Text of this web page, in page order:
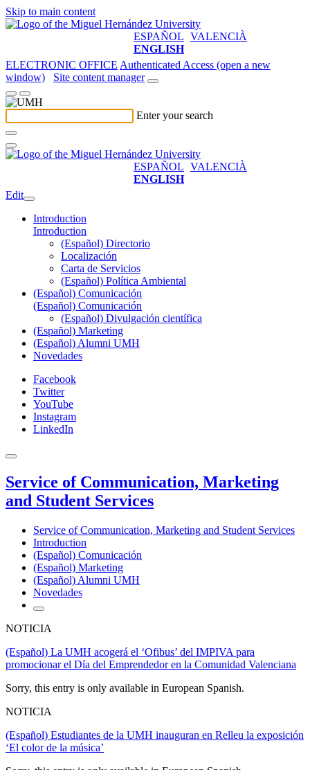
Skip to main content
ESPAÑOL VALENCIÀ
ENGLISH
ELECTRONIC OFFICE Authenticated Access (open a new
window)
Site content manager
Enter your search
ESPAÑOL VALENCIÀ
ENGLISH
Edit
Introduction
Introduction
(Español) Directorio
Localización
Carta de Servicios
(Español) Política Ambiental
(Español) Comunicación
(Español) Comunicación
(Español) Divulgación científica
(Español) Marketing
(Español) Alumni UMH
Novedades
Facebook
Twitter
YouTube
Instagram
LinkedIn
Service of Communication, Marketing
and Student Services
Service of Communication, Marketing and Student Services
Introduction
(Español) Comunicación
(Español) Marketing
(Español) Alumni UMH
Novedades
NOTICIA
(Español) La UMH acogerá el ‘Ofibus’ del IMPIVA para
promocionar el Día del Emprendedor en la Comunidad Valenciana
Sorry, this entry is only available in European Spanish.
NOTICIA
(Español) Estudiantes de la UMH inauguran en Relleu la exposición
‘El color de la música’